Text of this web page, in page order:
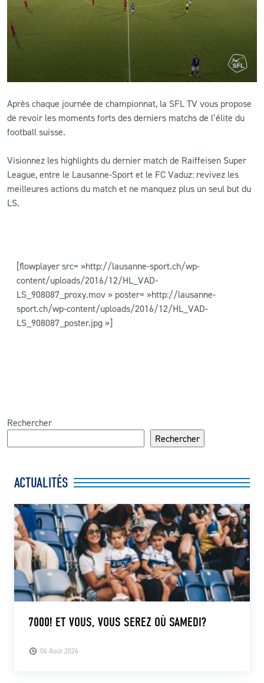
CLUB
LS E-SHOP
LS ACADEMY CAMPS
MATCH DES CELEBRITES
Après chaque journée de championnat, la SFL TV vous propose
de revoir les moments forts des derniers matchs de l’élite du
football suisse.
Visionnez les highlights du dernier match de Raiffeisen Super
League, entre le Lausanne-Sport et le FC Vaduz: revivez les
meilleures actions du match et ne manquez plus un seul but du
LS.
[flowplayer src= »http://lausanne-sport.ch/wp-
content/uploads/2016/12/HL_VAD-
LS_908087_proxy.mov » poster= »http://lausanne-
sport.ch/wp-content/uploads/2016/12/HL_VAD-
LS_908087_poster.jpg »]
Rechercher
Rechercher
ACTUALITÉS
06 Août 2026
7000! ET VOUS, VOUS SEREZ OÙ SAMEDI?